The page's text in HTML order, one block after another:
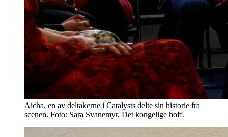
Aicha, en av deltakerne i Catalysts delte sin historie fra
scenen. Foto: Sara Svanemyr, Det kongelige hoff.